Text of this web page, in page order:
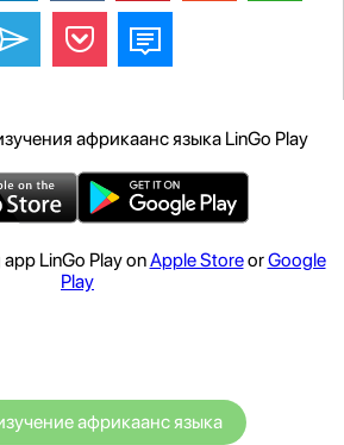
африкаанс языка LinGo Play
LinGo Play onApple StoreorGoogle
Play
африкаанс языка